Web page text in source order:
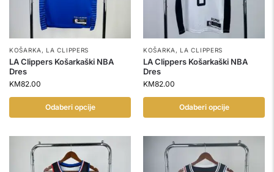
KOŠARKA ,LA CLIPPERS
LA Clippers Košarkaški NBA
Dres
KM82.00
Odaberi opcije
KOŠARKA ,LA CLIPPERS
LA Clippers Košarkaški NBA
Dres
KM82.00
Odaberi opcije